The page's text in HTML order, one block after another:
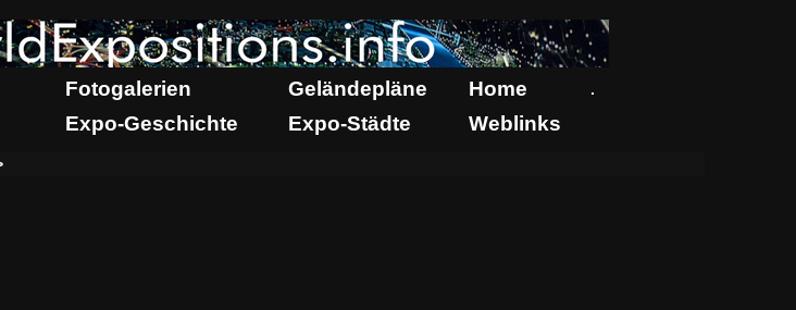
Fotogalerien Geländepläne Home .
Expo-Geschichte Expo-Städte Weblinks